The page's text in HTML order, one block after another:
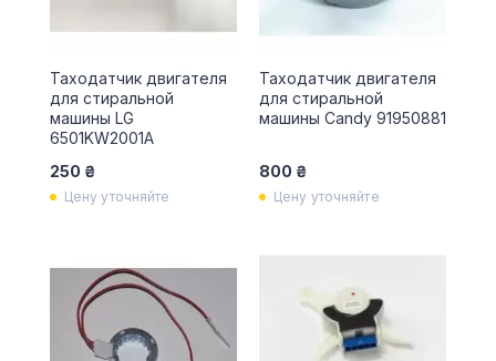
Таходатчик двигателя
для стиральной
машины LG
6501KW2001A
250 ₴
Цену уточняйте
Таходатчик двигателя
для стиральной
машины Candy 91950881
800 ₴
Цену уточняйте